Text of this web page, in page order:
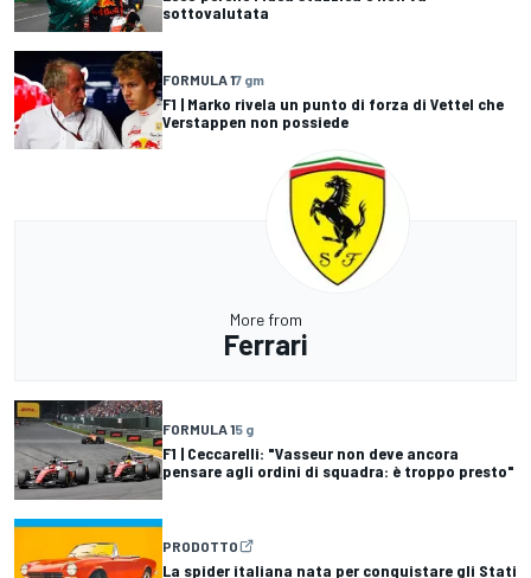
sottovalutata
FORMULA 17 gm
F1 | Marko rivela un punto di forza di Vettel che
Verstappen non possiede
More from
Ferrari
FORMULA 15 g
F1 | Ceccarelli: "Vasseur non deve ancora
pensare agli ordini di squadra: è troppo presto"
PRODOTTO
La spider italiana nata per conquistare gli Stati